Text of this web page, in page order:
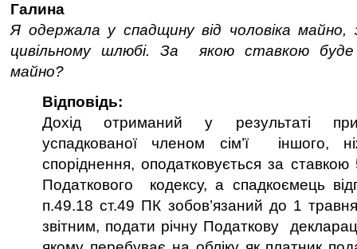
Галина
Я одержала у спадщину від чоловіка
цивільному шлюбі. За якою ставкою буде
майно?
Відповідь:
Дохід отриманий у результаті
успадкованої членом сім’ї іншого,
споріднення, оподатковується за
Податкового кодексу, а спадкоємець
п.49.18 ст.49 ПК зобов’язаний до 1
звітним, подати річну Податкову